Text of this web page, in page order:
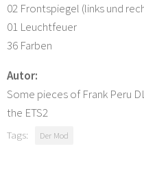
02 Frontspiegel (links und
01 Leuchtfeuer
36 Farben
Autor:
Some pieces of Frank Peru
the ETS2
Tags: Der Mod